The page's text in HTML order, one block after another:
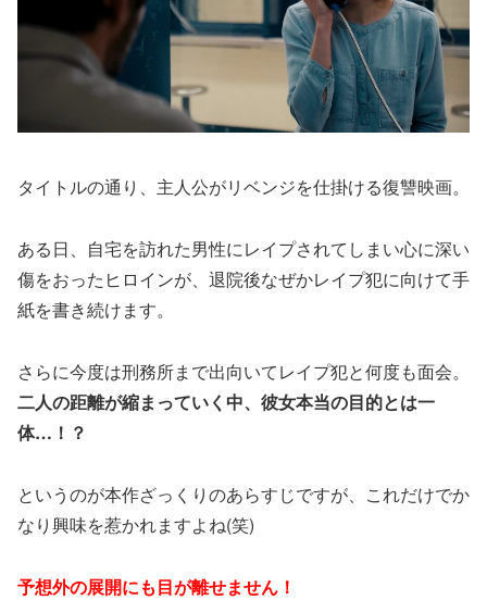
タイトルの通り、主人公がリベンジを仕掛ける復讐映画。
ある日、自宅を訪れた男性にレイプされてしまい心に深い
傷をおったヒロインが、退院後なぜかレイプ犯に向けて手
紙を書き続けます。
さらに今度は刑務所まで出向いてレイプ犯と何度も面会。
二人の距離が縮まっていく中、彼女本当の目的とは一
体…！？
というのが本作ざっくりのあらすじですが、これだけでか
なり興味を惹かれますよね(笑)
予想外の展開にも目が離せません！